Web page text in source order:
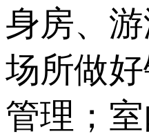
身房、
场所做
管理；